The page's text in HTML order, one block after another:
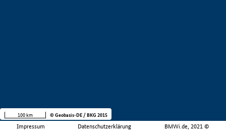
Impressum Datenschutzerklärung BMWi.de, 2021 ©
100 km © Geobasis-DE / BKG 2015